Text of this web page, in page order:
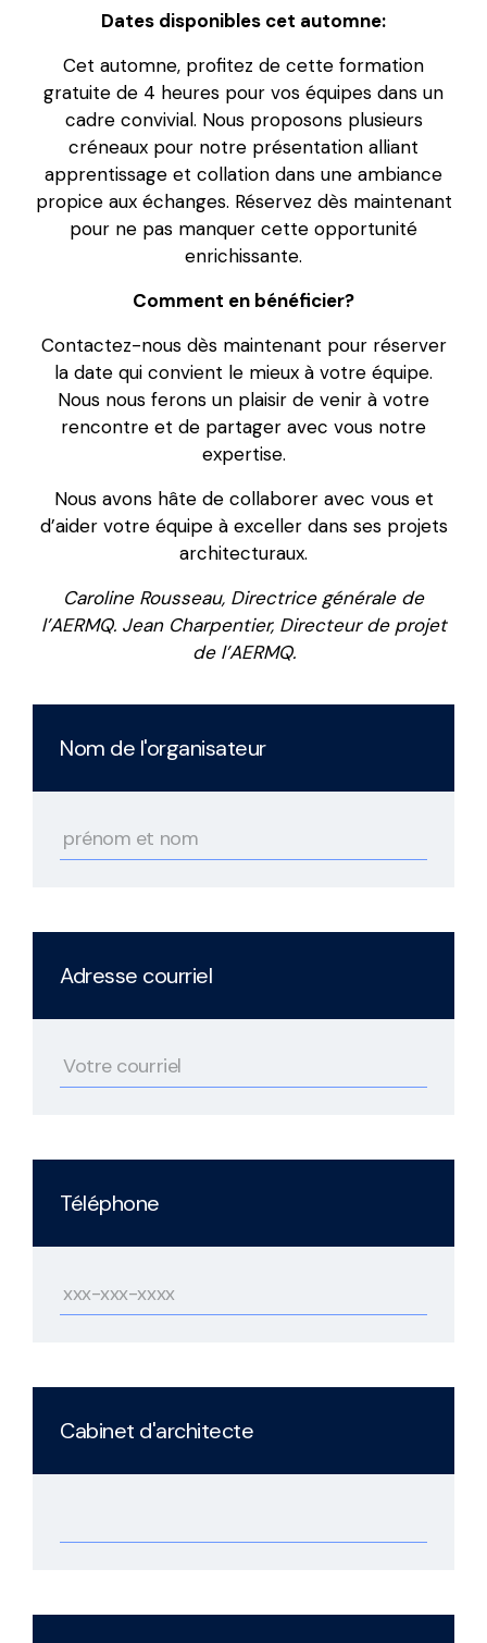
Dates disponibles cet automne:
Cet automne, profitez de cette formation
gratuite de 4 heures pour vos équipes dans un
cadre convivial. Nous proposons plusieurs
créneaux pour notre présentation alliant
apprentissage et collation dans une ambiance
propice aux échanges. Réservez dès maintenant
pour ne pas manquer cette opportunité
enrichissante.
Comment en bénéficier?
Contactez-nous dès maintenant pour réserver
la date qui convient le mieux à votre équipe.
Nous nous ferons un plaisir de venir à votre
rencontre et de partager avec vous notre
expertise.
Nous avons hâte de collaborer avec vous et
d’aider votre équipe à exceller dans ses projets
architecturaux.
Caroline Rousseau, Directrice générale de
l’AERMQ. Jean Charpentier, Directeur de projet
de l’AERMQ.
Nom de l'organisateur
Adresse courriel
Téléphone
Cabinet d'architecte